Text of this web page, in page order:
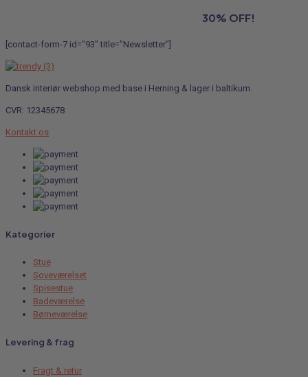
30% OFF!
[contact-form-7 id="93" title="Newsletter"]
Dansk interiør webshop med base i Herning & lager i baltikum.
CVR: 12345678
Kontakt os
Kategorier
Stue
Soveværelset
Spisestue
Badeværelse
Børneværelse
Levering & frag
Fragt & retur